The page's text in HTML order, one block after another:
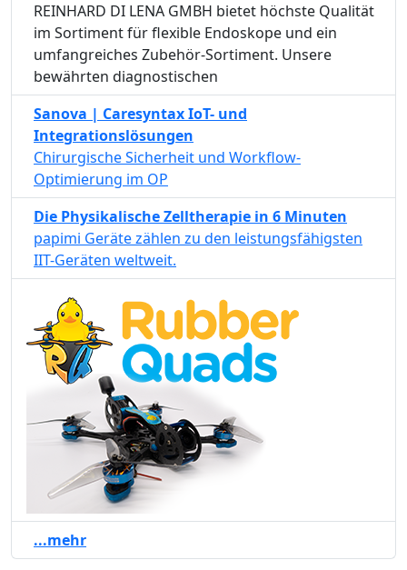
REINHARD DI LENA GMBH bietet höchste Qualität
im Sortiment für flexible Endoskope und ein
umfangreiches Zubehör-Sortiment. Unsere
bewährten diagnostischen
Sanova | Caresyntax IoT- und
Integrationslösungen
Chirurgische Sicherheit und Workflow-
Optimierung im OP
Die Physikalische Zelltherapie in 6 Minuten
papimi Geräte zählen zu den leistungsfähigsten
IIT-Geräten weltweit.
...mehr